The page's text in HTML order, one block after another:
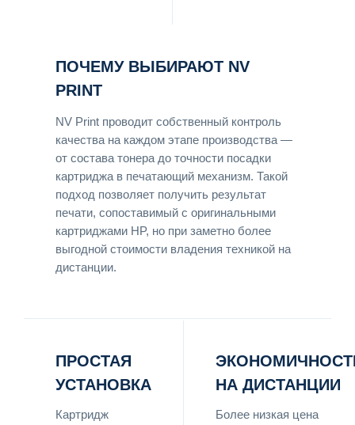
ПОЧЕМУ ВЫБИРАЮТ NV
PRINT
NV Print проводит собственный контроль
качества на каждом этапе производства —
от состава тонера до точности посадки
картриджа в печатающий механизм. Такой
подход позволяет получить результат
печати, сопоставимый с оригинальными
картриджами HP, но при заметно более
выгодной стоимости владения техникой на
дистанции.
ПРОСТАЯ
УСТАНОВКА
Картридж
НА ДИСТАНЦИИ
Более низкая цена